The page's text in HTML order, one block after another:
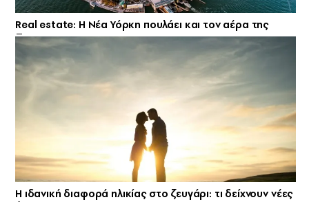
Real estate: H Νέα Υόρκη πουλάει και τον αέρα της
Η ιδανική διαφορά ηλικίας στο ζευγάρι: τι δείχνουν νέες